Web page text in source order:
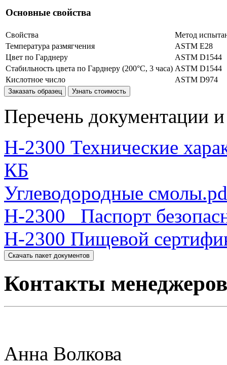
Основные свойства
Свойства
Метод
Температура размягчения
ASTM E28
Цвет по Гарднеру
ASTM D1544
Стабильность цвета по Гарднеру (200°С, 3 часа) ASTM D1544
Кислотное число
ASTM D974
Заказать образец Узнать стоимость
Перечень документации
H-2300 Технические
КБ
Углеводородные
H-2300 _Паспорт
H-2300 Пищевой
Скачать пакет документов
Контакты менеджеров
Анна Волкова